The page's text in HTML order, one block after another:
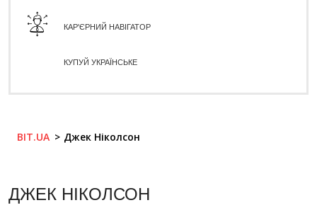
КАР'ЄРНИЙ НАВІГАТОР
КУПУЙ УКРАЇНСЬКЕ
BIT.UA Джек Ніколсон
ДЖЕК НІКОЛСОН